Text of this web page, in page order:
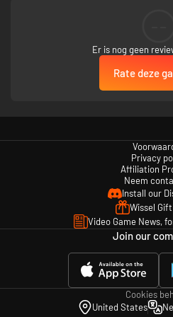
Er is nog geen
Rate deze
Privacy
Affiliation
Neem
Install our
Wissel
Video Game News,
Join our
Cookies
United States